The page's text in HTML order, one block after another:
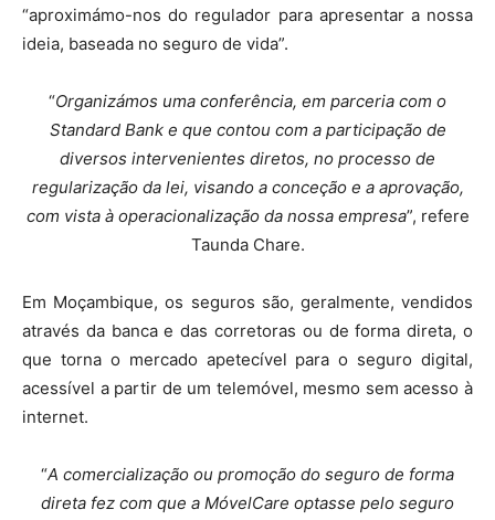
“aproximámo-nos do regulador para apresentar a nossa
ideia, baseada no seguro de vida”.
“Organizámos uma conferência, em parceria com o
Standard Bank e que contou com a participação de
diversos intervenientes diretos, no processo de
regularização da lei, visando a conceção e a aprovação,
com vista à operacionalização da nossa empresa”, refere
Taunda Chare.
Em Moçambique, os seguros são, geralmente, vendidos
através da banca e das corretoras ou de forma direta, o
que torna o mercado apetecível para o seguro digital,
acessível a partir de um telemóvel, mesmo sem acesso à
internet.
“A comercialização ou promoção do seguro de forma
direta fez com que a MóvelCare optasse pelo seguro